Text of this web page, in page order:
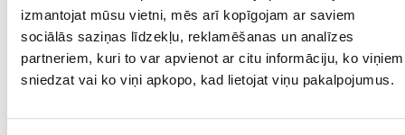
izmantojat mūsu vietni, mēs arī kopīgojam ar saviem
sociālās saziņas līdzekļu, reklamēšanas un analīzes
partneriem, kuri to var apvienot ar citu informāciju, ko viņiem
sniedzat vai ko viņi apkopo, kad lietojat viņu pakalpojumus.
Tikai reģistrēti FERA24.LV klienti, kuri ir iegādājušies produktu,
var dot tai vērtējumu. Ar zvaigznītēm norādītais vērtējums ir
vidējais no visiem vērtējumiem. Pēc atsauksmju apstrādes mēs
publicēsim gan pozitīvus, gan negatīvus vērtējumus.